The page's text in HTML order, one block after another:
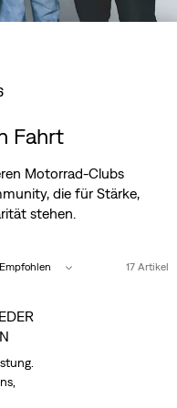
Fahrt
Motorrad-Clubs
die für Stärke,
stehen.
Empfohlen 17 Artikel